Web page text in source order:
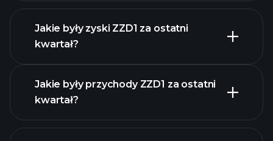
Jakie były zyski ZZD1 za ostatni
kwartał?
Jakie były przychody ZZD1 za ostatni
kwartał?